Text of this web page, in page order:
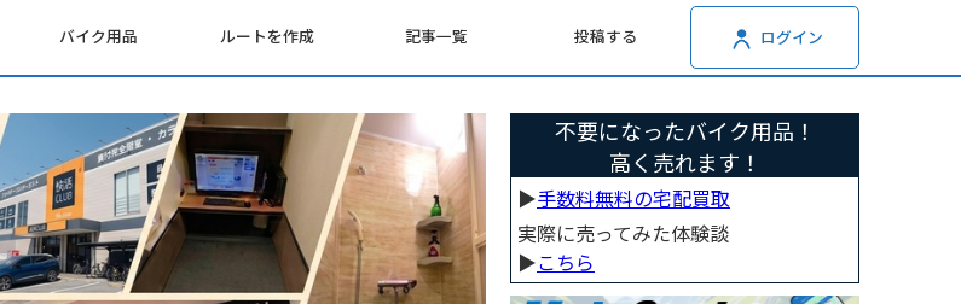
バイク用品 ルートを作成 記事一覧 投稿する ログイン
不要になったバイク用品！
高く売れます！
▶︎手数料無料の宅配買取
実際に売ってみた体験談
▶︎こちら